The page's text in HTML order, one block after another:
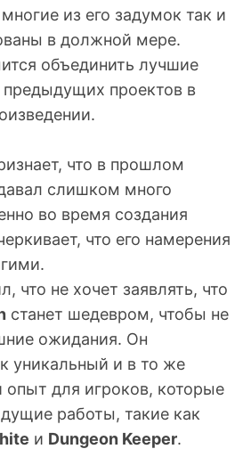
из его задумок так и
в должной мере.
объединить лучшие
проектов в
что в прошлом
слишком много
во время создания
что его намерения
что не хочет заявлять, что
станет шедевром, чтобы не
ожидания. Он
уникальный и в то же
для игроков, которые
работы, такие как
и Dungeon Keeper.